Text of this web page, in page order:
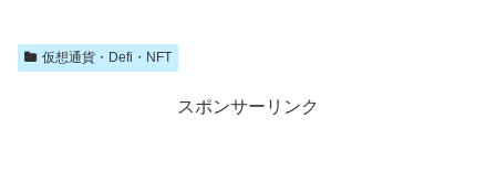
仮想通貨・Defi・NFT
スポンサーリンク